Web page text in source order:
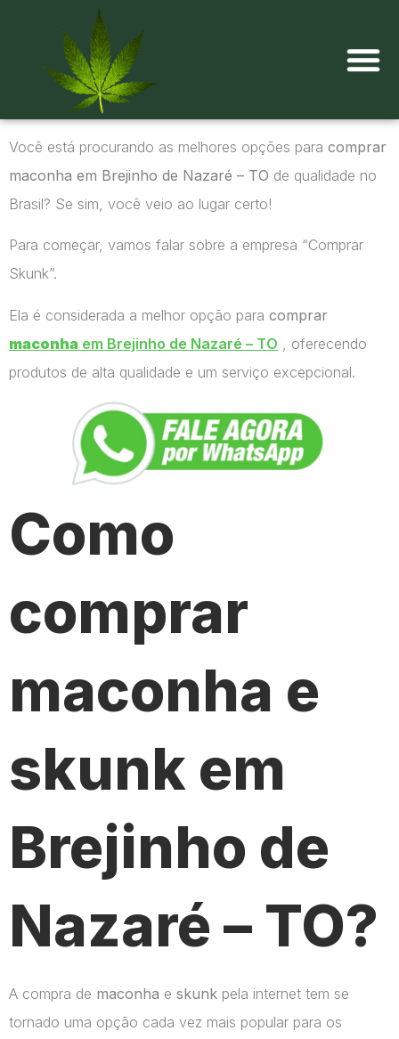
Você está procurando as melhores opções para comprar
maconha em Brejinho de Nazaré – TO de qualidade no
Brasil? Se sim, você veio ao lugar certo!
Para começar, vamos falar sobre a empresa “Comprar
Skunk”.
Ela é considerada a melhor opção para comprar
maconha em Brejinho de Nazaré – TO , oferecendo
produtos de alta qualidade e um serviço excepcional.
Como
comprar
maconha e
skunk em
Brejinho de
Nazaré – TO?
A compra de maconha e skunk pela internet tem se
tornado uma opção cada vez mais popular para os